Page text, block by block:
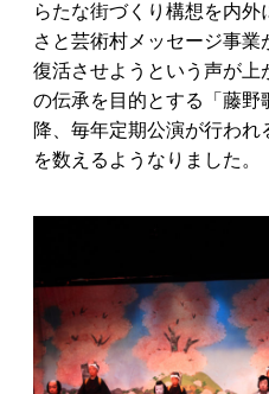
らたな街づくり構想を内
さと芸術村メッセージ事
復活させようという声が上
の伝承を目的とする「藤野
降、毎年定期公演が行われ
を数えるようなりました。